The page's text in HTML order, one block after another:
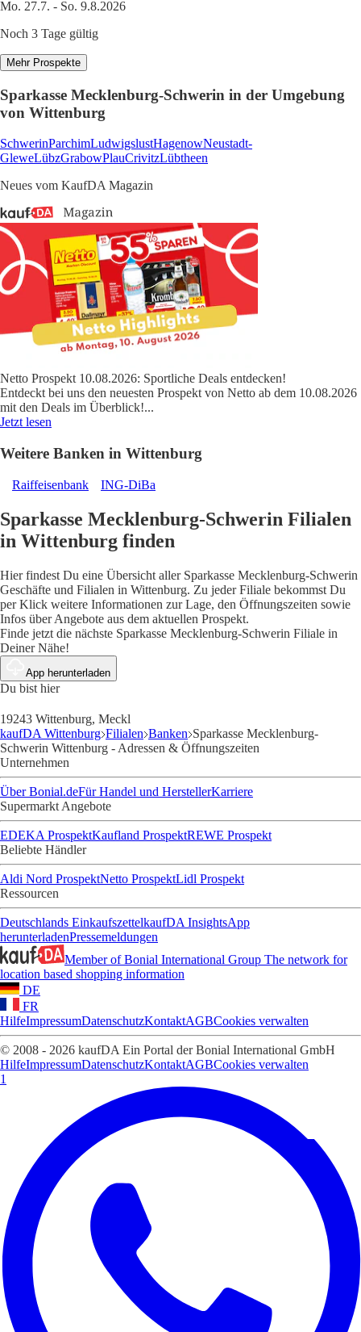
Mo. 27.7. - So. 9.8.2026
Noch 3 Tage gültig
Mehr Prospekte
Sparkasse Mecklenburg-Schwerin in der Umgebung
von Wittenburg
SchwerinParchimLudwigslustHagenowNeustadt-
GleweLübzGrabowPlauCrivitzLübtheen
Neues vom KaufDA Magazin
Netto Prospekt 10.08.2026: Sportliche Deals entdecken!
Entdeckt bei uns den neuesten Prospekt von Netto ab dem 10.08.2026
mit den Deals im Überblick!...
Jetzt lesen
Weitere Banken in Wittenburg
Raiffeisenbank ING-DiBa
Sparkasse Mecklenburg-Schwerin Filialen
in Wittenburg finden
Hier findest Du eine Übersicht aller Sparkasse Mecklenburg-Schwerin
Geschäfte und Filialen in Wittenburg. Zu jeder Filiale bekommst Du
per Klick weitere Informationen zur Lage, den Öffnungszeiten sowie
Infos über Angebote aus dem aktuellen Prospekt.
Finde jetzt die nächste Sparkasse Mecklenburg-Schwerin Filiale in
Deiner Nähe!
App herunterladen
Du bist hier
19243 Wittenburg, Meckl
kaufDA Wittenburg Filialen Banken Sparkasse Mecklenburg-
Schwerin Wittenburg - Adressen & Öffnungszeiten
Unternehmen
Über Bonial.deFür Handel und HerstellerKarriere
Supermarkt Angebote
EDEKA ProspektKaufland ProspektREWE Prospekt
Beliebte Händler
Aldi Nord ProspektNetto ProspektLidl Prospekt
Ressourcen
Deutschlands EinkaufszettelkaufDA InsightsApp
herunterladenPressemeldungen
Member of Bonial International Group The network for
location based shopping information
DE
FR
HilfeImpressumDatenschutzKontaktAGBCookies verwalten
© 2008 - 2026 kaufDA Ein Portal der Bonial International GmbH
HilfeImpressumDatenschutzKontaktAGBCookies verwalten
1